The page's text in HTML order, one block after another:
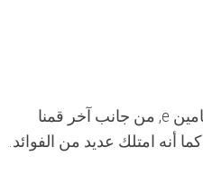
وفي النهاية نكون قد ذكرنا نبذة عن كلًا من زيت من التين الشوكي والتي يكون غني بفيتامين e, من جانب آخر قمنا
أنه امتلك عديد من الفوائد.